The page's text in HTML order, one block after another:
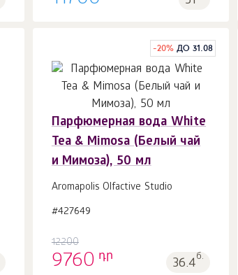
-20% ДО 31.08
Парфюмерная вода White
Tea & Mimosa (Белый чай
и Мимоза), 50 мл
Aromapolis Olfactive Studio
#427649
12200
9760 դր 36.4б.
В корзину 1шт.